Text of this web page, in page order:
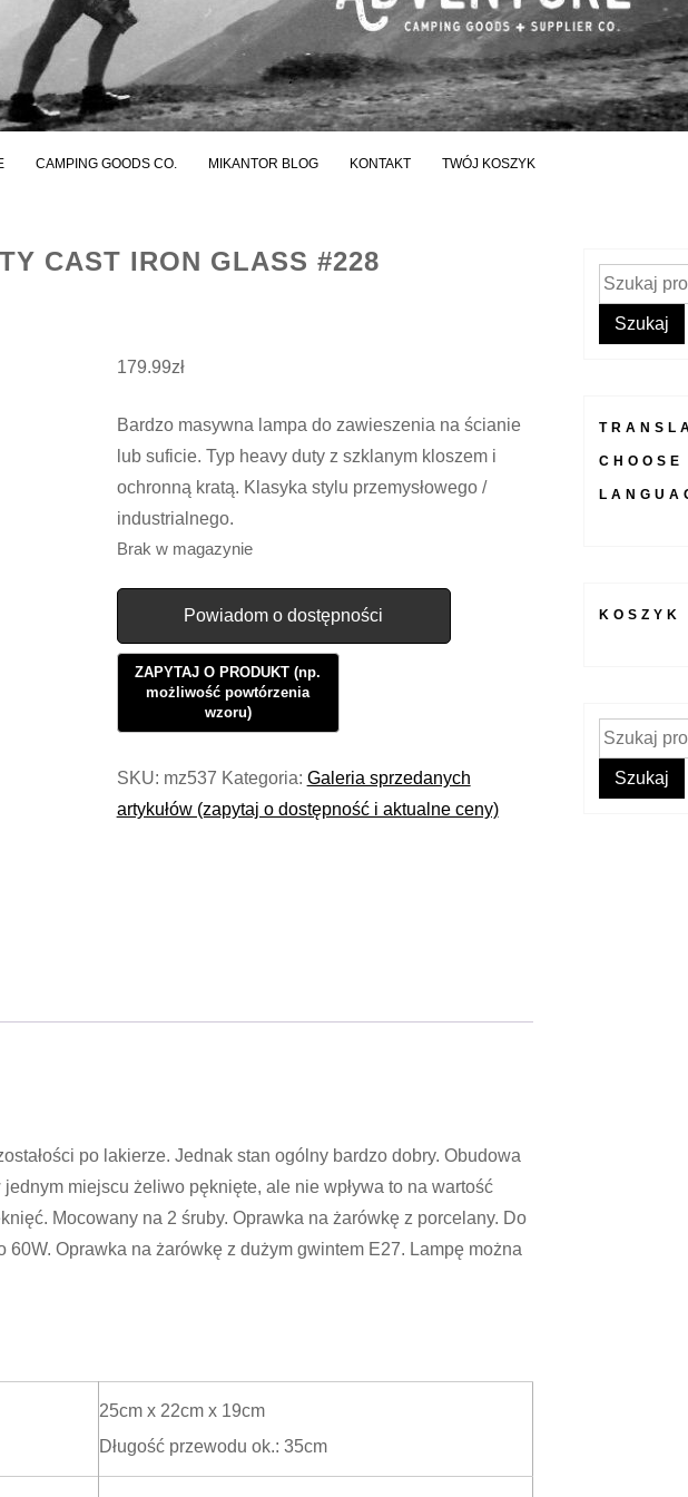
CAMPING GOODS CO. MIKANTOR BLOG KONTAKT TWÓJ KOSZYK
CAST IRON GLASS #228
179.99zł
Bardzo masywna lampa do zawieszenia na ścianie
lub suficie. Typ heavy duty z szklanym kloszem i
ochronną kratą. Klasyka stylu przemysłowego /
industrialnego.
Brak w magazynie
Powiadom o dostępności
SKU: mz537 Kategoria: Galeria sprzedanych
artykułów (zapytaj o dostępność i aktualne ceny)
po lakierze. Jednak stan ogólny bardzo dobry. Obudowa
miejscu żeliwo pęknięte, ale nie wpływa to na wartość
Mocowany na 2 śruby. Oprawka na żarówkę z porcelany. Do
Oprawka na żarówkę z dużym gwintem E27. Lampę można
25cm x 22cm x 19cm
Długość przewodu ok.: 35cm
Szukaj:
Szukaj
CHOOSE
KOSZYK
Szukaj:
Szukaj